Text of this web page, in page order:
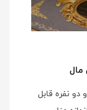
مال
دو نفره قابل